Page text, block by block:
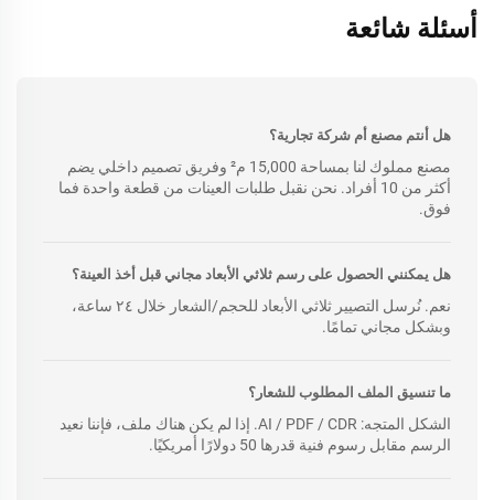
أسئلة شائعة
هل أنتم مصنع أم شركة تجارية؟
مصنع مملوك لنا بمساحة 15,000 م² وفريق تصميم داخلي يضم
أكثر من 10 أفراد. نحن نقبل طلبات العينات من قطعة واحدة فما
فوق.
هل يمكنني الحصول على رسم ثلاثي الأبعاد مجاني قبل أخذ العينة؟
نعم. نُرسل التصيير ثلاثي الأبعاد للحجم/الشعار خلال ٢٤ ساعة،
وبشكل مجاني تمامًا.
ما تنسيق الملف المطلوب للشعار؟
الشكل المتجه: AI / PDF / CDR. إذا لم يكن هناك ملف، فإننا نعيد
الرسم مقابل رسوم فنية قدرها 50 دولارًا أمريكيًا.